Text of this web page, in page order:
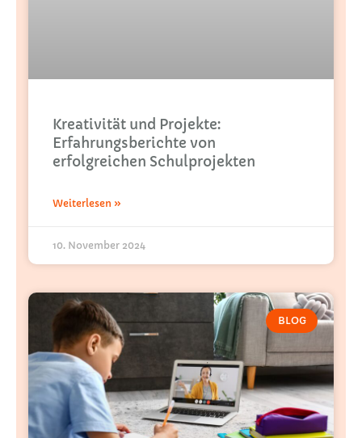
Kreativität und Projekte:
Erfahrungsberichte von
erfolgreichen Schulprojekten
Weiterlesen »
10. November 2024
BLOG